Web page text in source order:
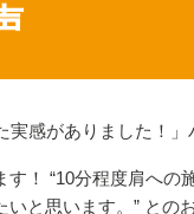
実感がありました！
す！ “10分程度肩へ
いと思います。” と